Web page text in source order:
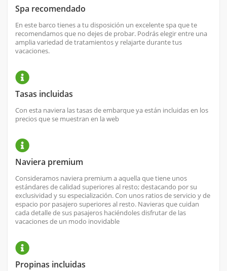
Spa recomendado
En este barco tienes a tu disposición un excelente spa que te
recomendamos que no dejes de probar. Podrás elegir entre una
amplia variedad de tratamientos y relajarte durante tus
vacaciones.
Tasas incluidas
Con esta naviera las tasas de embarque ya están incluidas en los
precios que se muestran en la web
Naviera premium
Consideramos naviera premium a aquella que tiene unos
estándares de calidad superiores al resto; destacando por su
exclusividad y su especialización. Con unos ratios de servicio y de
espacio por pasajero superiores al resto. Navieras que cuidan
cada detalle de sus pasajeros haciéndoles disfrutar de las
vacaciones de un modo inovidable
Propinas incluidas